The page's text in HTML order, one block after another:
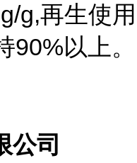
g,再生使用
以上。
公司